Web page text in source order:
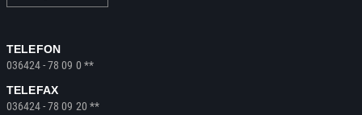
TELEFON
036424 - 78 09 0 **
TELEFAX
036424 - 78 09 20 **